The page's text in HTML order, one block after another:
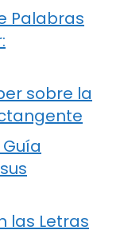
Palabras
sobre la
las Letras